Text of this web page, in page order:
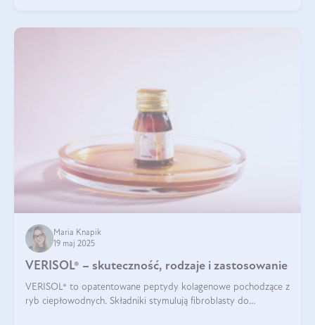
Maria Knapik
19 maj 2025
VERISOL® – skuteczność, rodzaje i zastosowanie
VERISOL® to opatentowane peptydy kolagenowe pochodzące z
ryb ciepłowodnych. Składniki stymulują fibroblasty do